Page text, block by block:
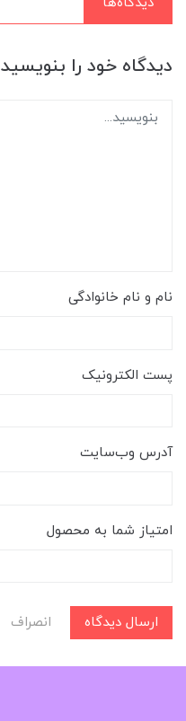
دیدگاه خود را بنویسید
نام و نام خانوادگی
پست الکترونیک
آدرس وب‌سایت
امتیاز شما به محصول
ارسال دیدگاه انصراف